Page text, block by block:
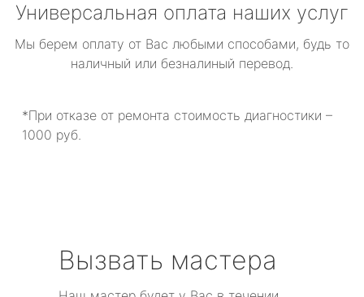
Универсальная оплата наших услуг
Мы берем оплату от Вас любыми способами, будь то
наличный или безналиный перевод.
*При отказе от ремонта стоимость диагностики –
1000 руб.
Вызвать мастера